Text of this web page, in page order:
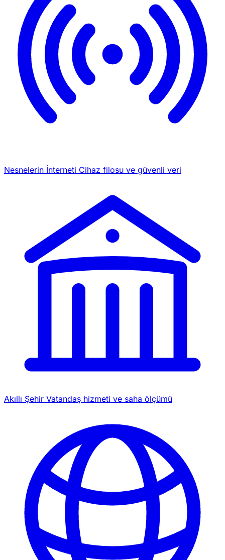
Nesnelerin İnterneti Cihaz filosu ve güvenli veri
Akıllı Şehir Vatandaş hizmeti ve saha ölçümü